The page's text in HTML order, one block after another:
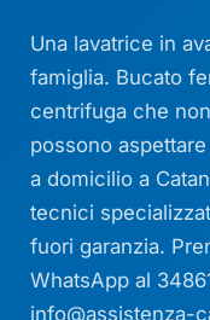
Una lavatrice in
famiglia. Bucato
centrifuga che
possono
a domicilio a
tecnici
fuori garanzia.
WhatsApp al
info@assistenza-